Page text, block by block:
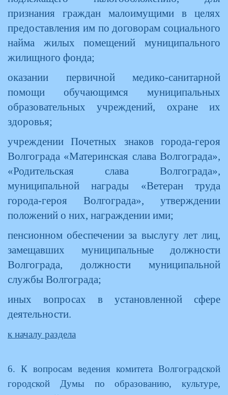
признания граждан малоимущими в целях
предоставления им по договорам социального
найма жилых помещений муниципального
жилищного фонда;
оказании первичной медико-санитарной
помощи обучающимся муниципальных
образовательных учреждений, охране их
здоровья;
учреждении Почетных знаков города-героя
Волгограда «Материнская слава Волгограда»,
«Родительская слава Волгограда»,
муниципальной награды «Ветеран труда
города-героя Волгограда», утверждении
положений о них, награждении ими;
пенсионном обеспечении за выслугу лет лиц,
замещавших муниципальные должности
Волгограда, должности муниципальной
службы Волгограда;
иных вопросах в установленной сфере
деятельности.
к началу раздела
6. К вопросам ведения комитета Волгоградской
городской Думы по образованию, культуре,